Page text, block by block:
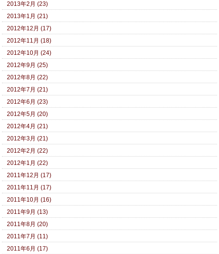
2013年2月 (23)
2013年1月 (21)
2012年12月 (17)
2012年11月 (18)
2012年10月 (24)
2012年9月 (25)
2012年8月 (22)
2012年7月 (21)
2012年6月 (23)
2012年5月 (20)
2012年4月 (21)
2012年3月 (21)
2012年2月 (22)
2012年1月 (22)
2011年12月 (17)
2011年11月 (17)
2011年10月 (16)
2011年9月 (13)
2011年8月 (20)
2011年7月 (11)
2011年6月 (17)